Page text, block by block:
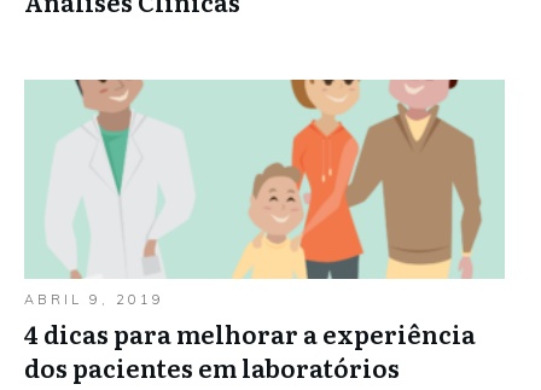
ABRIL 9, 2019
4 dicas para melhorar a experiência
dos pacientes em laboratórios